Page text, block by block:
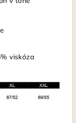
viskóza